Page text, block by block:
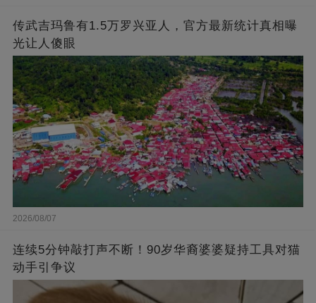
传武吉玛鲁有1.5万罗兴亚人，官方最新统计真相曝
光让人傻眼
2026/08/07
连续5分钟敲打声不断！90岁华裔婆婆疑持工具对猫
动手引争议